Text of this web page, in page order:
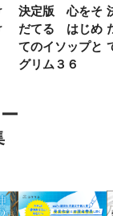
決定版 心をそ
だてる はじめ
てのイソップと
グリム３６